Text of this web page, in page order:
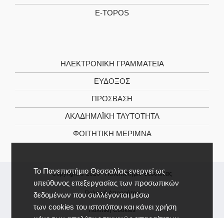
Το Πανεπιστήμιο Θεσσαλίας ενεργεί ως
υπεύθυνος επεξεργασίας των προσωπικών
δεδομένων που συλλέγονται μέσω
των cookies του ιστοτόπου και κάνει χρήση
E-TOPOS
ΗΛΕΚΤΡΟΝΙΚΉ ΓΡΑΜΜΑΤΕΊΑ
ΕΥΔΟΞΟΣ
ΠΡΟΣΒΑΣΗ
ΑΚΑΔΗΜΑΪΚΉ ΤΑΥΤΌΤΗΤΑ
ΦΟΙΤΗΤΙΚΉ ΜΈΡΙΜΝΑ
Copyright © 2026 -Πανεπιστήμιο Θεσσαλίας
Πολιτική Απορρήτου
Πολιτική Cookies